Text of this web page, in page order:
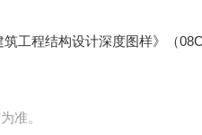
工程结构设计深度图样》（
准。